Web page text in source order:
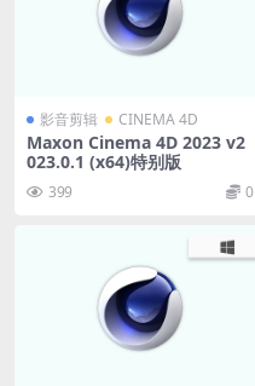
影音剪辑 CINEMA 4D
Maxon Cinema 4D 2023 v2
023.0.1 (x64)特别版
399 0